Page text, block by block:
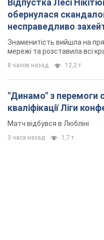
Відпустка Лесі
обернулася
несправедливо
Знаменитість вийшла на
мережі та розставила всі
8 часов назад 12,2 т.
"Динамо" з перемоги
кваліфікації Ліги
Матч відбувся в Любліні
3 часа назад 1,7 т.